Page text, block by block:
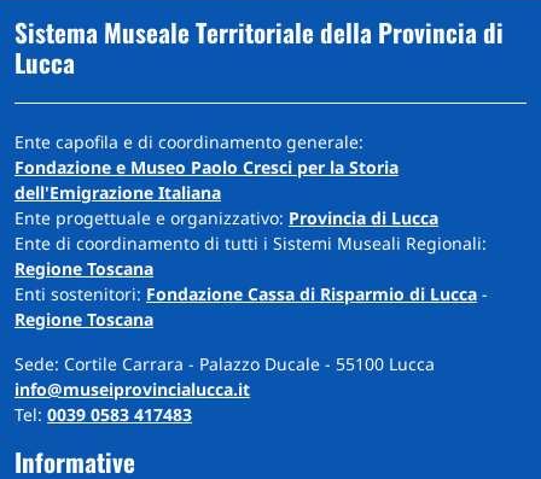
Sistema Museale Territoriale della Provincia di
Lucca
Ente capofila e di coordinamento generale:
Fondazione e Museo Paolo Cresci per la Storia
dell'Emigrazione Italiana
Ente progettuale e organizzativo: Provincia di Lucca
Ente di coordinamento di tutti i Sistemi Museali Regionali:
Regione Toscana
Enti sostenitori: Fondazione Cassa di Risparmio di Lucca -
Regione Toscana
Sede: Cortile Carrara - Palazzo Ducale - 55100 Lucca
info@museiprovincialucca.it
Tel: 0039 0583 417483
Informative